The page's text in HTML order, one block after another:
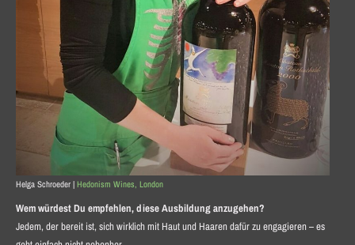
Helga Schroeder | Hedonism Wines, London
Wem würdest Du empfehlen, diese Ausbildung anzugehen?
Jedem, der bereit ist, sich wirklich mit Haut und Haaren dafür zu engagieren – es